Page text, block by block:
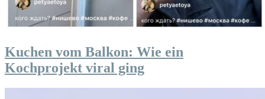
Kuchen vom Balkon: Wie ein
Kochprojekt viral ging